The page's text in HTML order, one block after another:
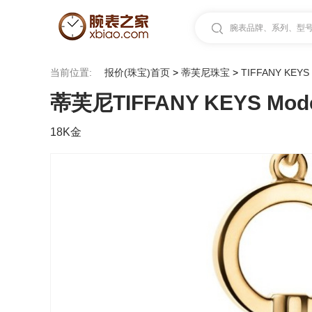
腕表品牌、系列、型
当前位置: 报价(珠宝)首页 > 蒂芙尼珠宝 > TIFFANY KEYS
蒂芙尼TIFFANY KEYS
18K金